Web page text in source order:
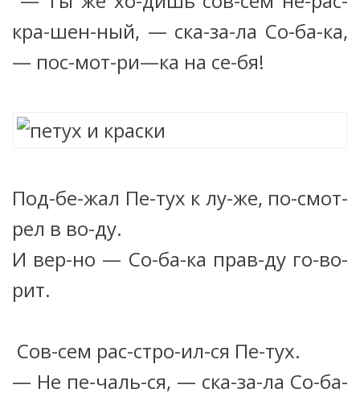
кра-шен-ный, — ска-за-ла Со-ба-ка,
— пос-мот-ри—ка на се-бя!
Под-бе-жал Пе-тух к лу-же, по-смот-
рел в во-ду.
И вер-но — Со-ба-ка прав-ду го-во-
рит.
Сов-сем рас-стро-ил-ся Пе-тух.
— Не пе-чаль-ся, — ска-за-ла Со-ба-